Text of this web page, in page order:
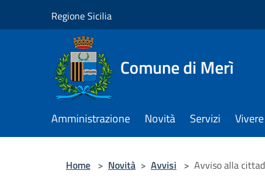
Regione Sicilia
Comune di Merì
Amministrazione Novità Servizi
Home > Novità > Avvisi > Avviso alla